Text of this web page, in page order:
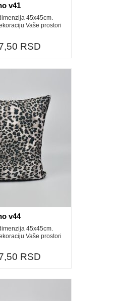
v41
45x45cm.
Vaše prostori
RSD
v44
45x45cm.
Vaše prostori
RSD